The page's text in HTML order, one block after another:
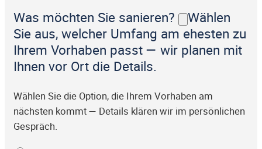
Was möchten Sie sanieren?
Wählen
Sie aus, welcher Umfang am ehesten zu
Ihrem Vorhaben passt — wir planen mit
Ihnen vor Ort die Details.
Wählen Sie die Option, die Ihrem Vorhaben am
nächsten kommt — Details klären wir im persönlichen
Gespräch.